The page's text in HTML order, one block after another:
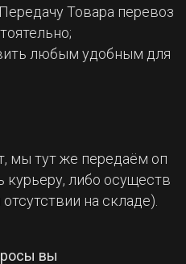
Товара перевоз
любым удобным для
мы тут же передаём оп
курьеру, либо осуществ
на складе).
вы